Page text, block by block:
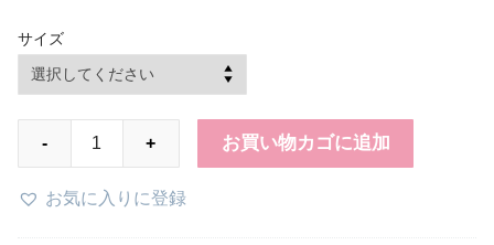
サイズ
- + お買い物カゴに追加
お気に入りに登録